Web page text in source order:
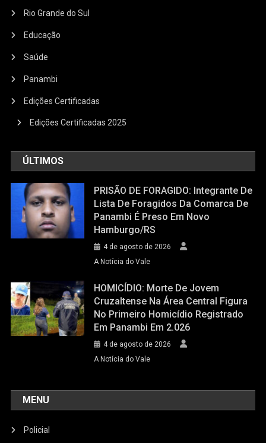
Rio Grande do Sul
Educação
Saúde
Panambi
Edições Certificadas
Edições Certificadas 2025
ÚLTIMOS
PRISÃO DE FORAGIDO: Integrante De
Lista De Foragidos Da Comarca De
Panambi É Preso Em Novo
Hamburgo/RS
4 de agosto de 2026
A Notícia do Vale
HOMICÍDIO: Morte De Jovem
Cruzaltense Na Área Central Figura
No Primeiro Homicídio Registrado
Em Panambi Em 2.026
4 de agosto de 2026
A Notícia do Vale
MENU
Policial